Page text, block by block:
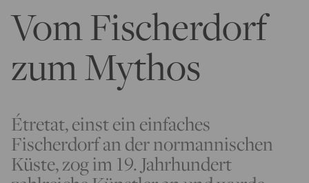
Vom Fischerdorf
zum Mythos
Étretat, einst ein einfaches
Fischerdorf an der normannischen
Küste, zog im 19. Jahrhundert